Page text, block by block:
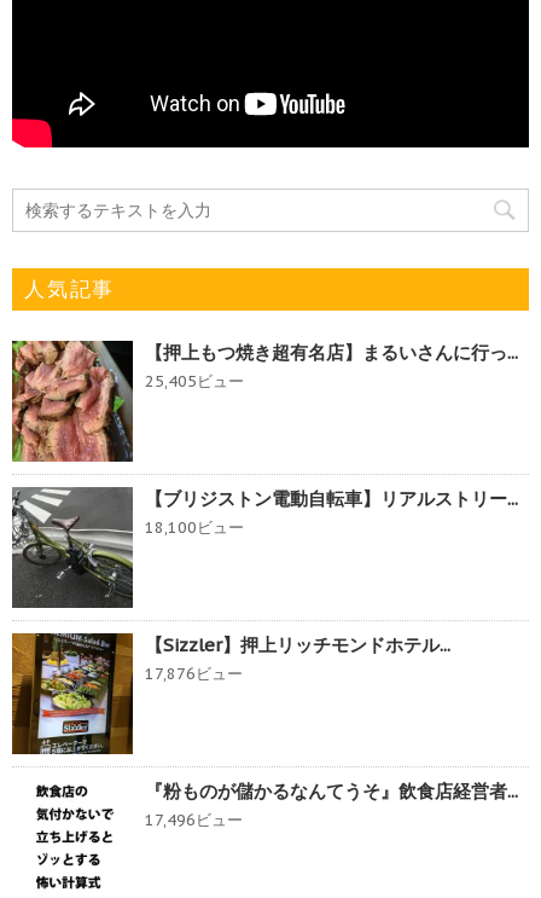
人気記事
【押上もつ焼き超有名店】まるいさんに行っ...
25,405ビュー
【ブリジストン電動自転車】リアルストリー...
18,100ビュー
【Sizzler】押上リッチモンドホテル...
17,876ビュー
『粉ものが儲かるなんてうそ』飲食店経営者...
17,496ビュー